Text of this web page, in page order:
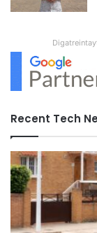
Recent Tech